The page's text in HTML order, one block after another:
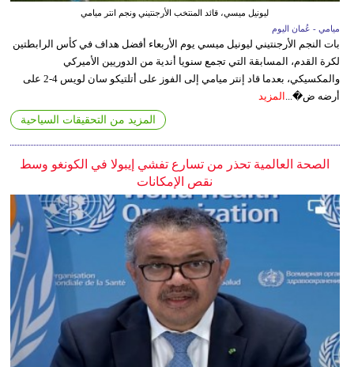
ليونيل ميسي، قائد المنتخب الأرجنتيني ونجم انتر ميامي
ميامي - عُمان اليوم
بات النجم الأرجنتيني ليونيل ميسي يوم الأربعاء أفضل هداف في كأس الرابطتين
لكرة القدم، المسابقة التي تجمع سنويا أندية من الدوريين الأميركي
والمكسيكي، بعدما قاد إنتر ميامي إلى الفوز على أتلتيكو سان لويس 4-2 على
أرضه ض�... المزيد
المزيد من التحقيقات السياحية
الصحة العالمية تحذر من تسارع تفشي إيبولا في الكونغو وسط
نقص الإمكانات